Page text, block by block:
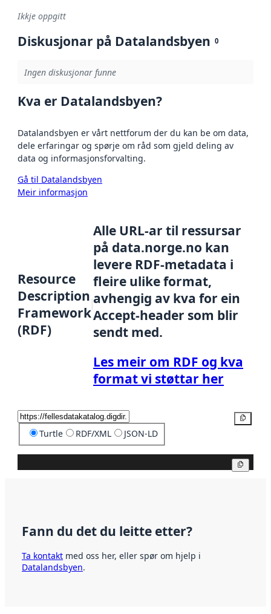
Ikkje oppgitt
Diskusjonar på Datalandsbyen 0
Ingen diskusjonar funne
Kva er Datalandsbyen?
Datalandsbyen er vårt nettforum der du kan be om data,
dele erfaringar og spørje om råd som gjeld deling av
data og informasjonsforvalting.
Gå til Datalandsbyen
Meir informasjon
Resource
Description
Framework
(RDF)
Alle URL-ar til ressursar
på data.norge.no kan
levere RDF-metadata i
fleire ulike format,
avhengig av kva for ein
Accept-header som blir
sendt med.
Les meir om RDF og kva
format vi støttar her
Turtle RDF/XML JSON-LD
Fann du det du leitte etter?
Ta kontakt med oss her, eller spør om hjelp i
Datalandsbyen.